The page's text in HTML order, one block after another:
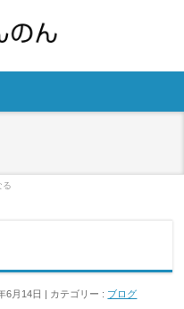
：００
る
6月14日 カテゴリー : ブログ